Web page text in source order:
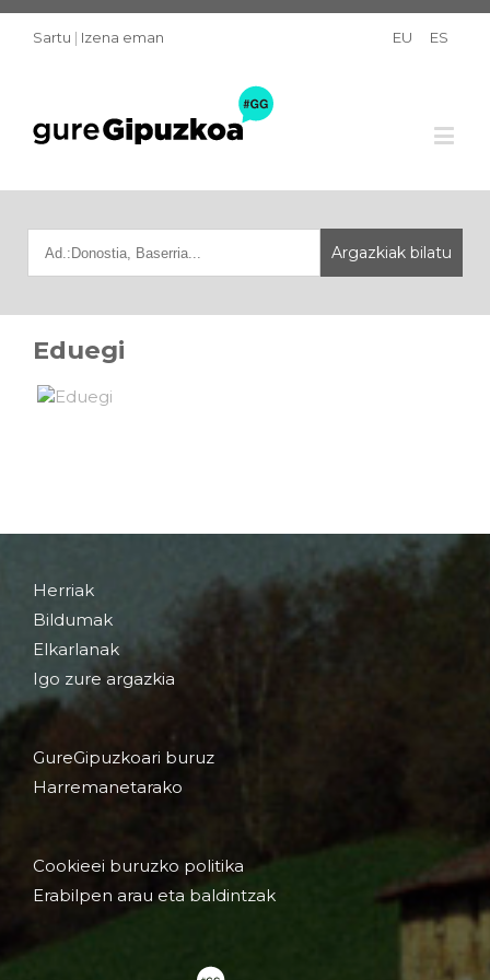
Sartu | Izena eman EU ES
Eduegi
Herriak
Bildumak
Elkarlanak
Igo zure argazkia
GureGipuzkoari buruz
Harremanetarako
Cookieei buruzko politika
Erabilpen arau eta baldintzak